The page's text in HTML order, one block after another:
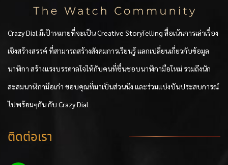
Crazy Dial มีเป้าหมายที่จะเป็น Creative StoryTelling สื่อเน้นการเล่าเรื่อง
เชิงสร้างสรรค์ ที่สามารถสร้างสังคมการเรียนรู้ แลกเปลี่ยนเกี่ยวกับข้อมูล
นาฬิกา สร้างแรงบรรดาลใจให้กับคนที่ชื่นชอบนาฬิกามือใหม่ รวมถึงนัก
สะสมนาฬิกามือเก่า ขอบคุณที่มาเป็นส่วนนึง และร่วมแบ่งบันประสบการณ์
ไปพร้อมๆกัน กับ Crazy Dial
ติดต่อเรา